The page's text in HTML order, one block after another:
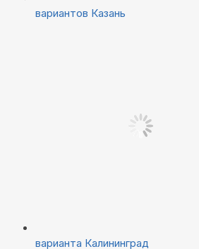
вариантов Казань
варианта Калининград